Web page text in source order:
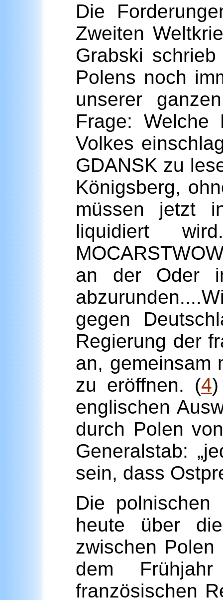
Die
Zweiten
Grabski
Polens noch
unserer
Frage: Welche
Volkes
GDANSK zu
Königsberg,
müssen jetzt
liquidiert
an der Oder
gegen
Regierung der
an, gemeinsam
zu eröffnen. (4
englischen
durch Polen
Generalstab:
sein, dass
Die polnischen
heute über
zwischen
dem
französischen